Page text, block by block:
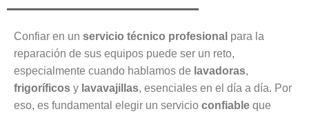
Confiar en un servicio técnico profesional para la
reparación de sus equipos puede ser un reto,
especialmente cuando hablamos de lavadoras,
frigoríficos y lavavajillas, esenciales en el día a día. Por
eso, es fundamental elegir un servicio confiable que